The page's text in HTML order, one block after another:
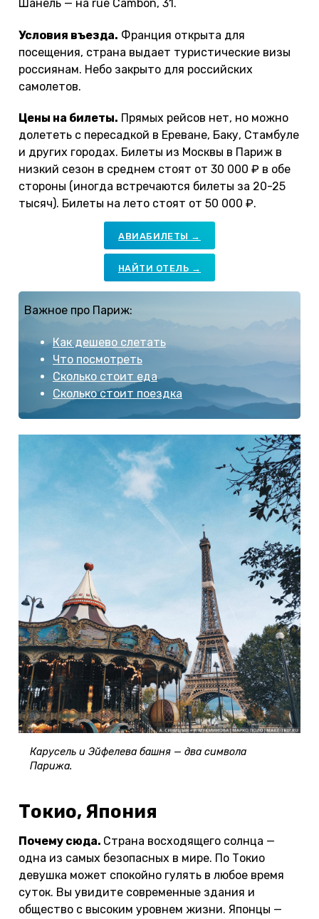
Шанель — на rue Cambon, 31.
Условия въезда. Франция открыта для
посещения, страна выдает туристические визы
россиянам. Небо закрыто для российских
самолетов.
Цены на билеты. Прямых рейсов нет, но можно
долететь с пересадкой в Ереване, Баку, Стамбуле
и других городах. Билеты из Москвы в Париж в
низкий сезон в среднем стоят от 30 000 ₽ в обе
стороны (иногда встречаются билеты за 20-25
тысяч). Билеты на лето стоят от 50 000 ₽.
АВИАБИЛЕТЫ →
НАЙТИ ОТЕЛЬ →
Важное про Париж:
Как дешево слетать
Что посмотреть
Сколько стоит еда
Сколько стоит поездка
Карусель и Эйфелева башня — два символа
Парижа.
Токио, Япония
Почему сюда. Страна восходящего солнца —
одна из самых безопасных в мире. По Токио
девушка может спокойно гулять в любое время
суток. Вы увидите современные здания и
общество с высоким уровнем жизни. Японцы —